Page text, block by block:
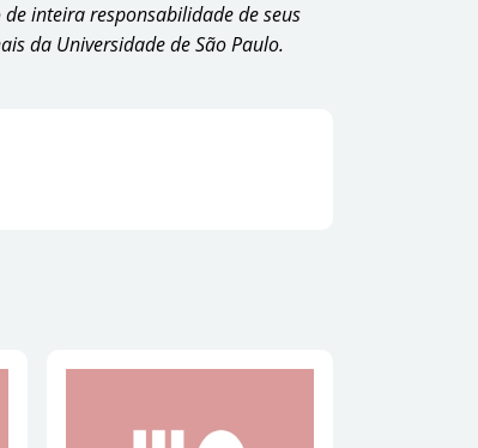
inteira responsabilidade de seus
da Universidade de São Paulo.